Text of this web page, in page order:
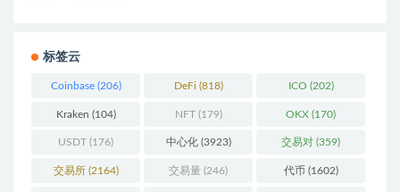
标签云
Coinbase(206) DeFi (818) ICO (202)
Kraken (104) NFT(179) OKX (170)
USDT (176) 中心化(3923) 交易对 (359)
交易所(2164) 交易量 (246) 代币 (1602)